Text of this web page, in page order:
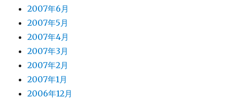
2007年6月
2007年5月
2007年4月
2007年3月
2007年2月
2007年1月
2006年12月